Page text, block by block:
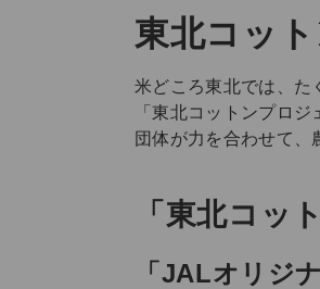
東北コッ
米どころ東北では、た
「東北コットンプロ
団体が力を合わせて、
「東北コッ
「JALオリジ